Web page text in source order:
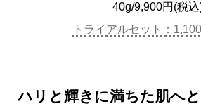
40g/9,900円(税込
トライアルセット：
ハリと輝きに満ちた肌へ